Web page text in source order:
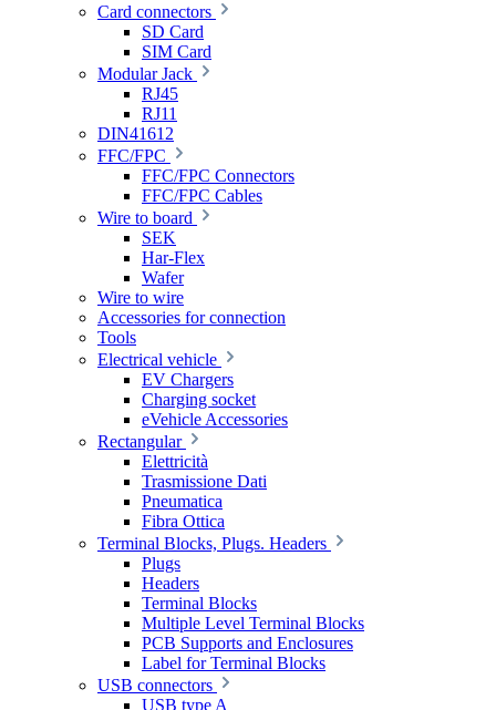
Card connectors
SD Card
SIM Card
Modular Jack
RJ45
RJ11
DIN41612
FFC/FPC
FFC/FPC Connectors
FFC/FPC Cables
Wire to board
SEK
Har-Flex
Wafer
Wire to wire
Accessories for connection
Tools
Electrical vehicle
EV Chargers
Charging socket
eVehicle Accessories
Rectangular
Elettricità
Trasmissione Dati
Pneumatica
Fibra Ottica
Terminal Blocks, Plugs. Headers
Plugs
Headers
Terminal Blocks
Multiple Level Terminal Blocks
PCB Supports and Enclosures
Label for Terminal Blocks
USB connectors
USB type A